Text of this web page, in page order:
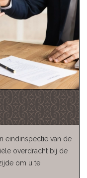
eindinspectie van de
overdracht bij de
om u te